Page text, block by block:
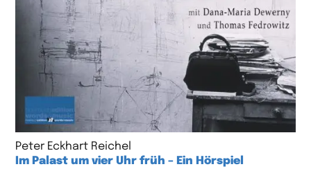
Peter Eckhart Reichel
Im Palast um vier Uhr früh – Ein Hörspiel